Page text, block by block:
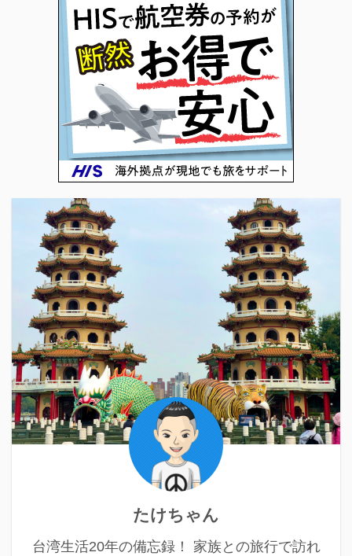
たけちゃん
台湾生活20年の備忘録！ 家族との旅行で訪れ